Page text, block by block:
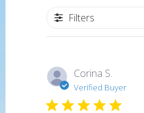
Filters
Corina S.
Verified Buyer